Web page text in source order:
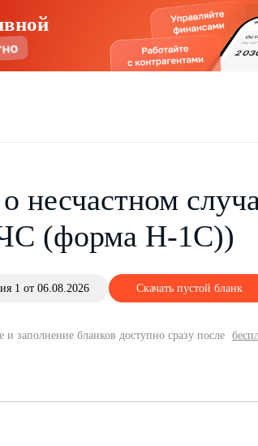
несчастном
(форма Н-1С))
1 от 06.08.2026 Скачать пустой бланк
и заполнение бланков доступно сразу после